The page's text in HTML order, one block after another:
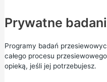
Prywatne
Programy badań
całego procesu
opieką, jeśli jej potrzebujesz.